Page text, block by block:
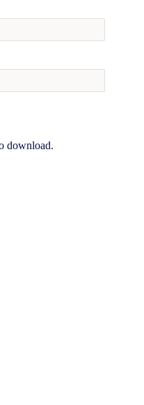
download.